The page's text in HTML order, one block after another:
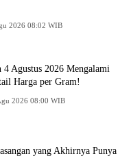
Rabu, 5 Agu 2026 08:02 WIB
4 Agustus 2026 Mengalami
Harga per Gram!
Selasa, 4 Agu 2026 08:00 WIB
yang Akhirnya Punya